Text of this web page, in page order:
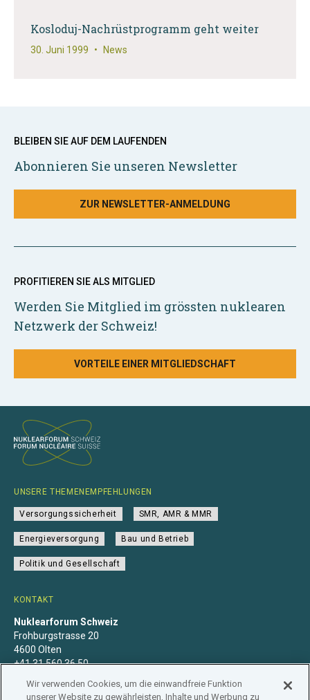
Kosloduj-Nachrüstprogramm geht weiter
30. Juni 1999 • News
BLEIBEN SIE AUF DEM LAUFENDEN
Abonnieren Sie unseren Newsletter
ZUR NEWSLETTER-ANMELDUNG
PROFITIEREN SIE ALS MITGLIED
Werden Sie Mitglied im grössten nuklearen
Netzwerk der Schweiz!
VORTEILE EINER MITGLIEDSCHAFT
KONTAKT
Nuklearforum Schweiz
Frohburgstrasse 20
4600 Olten
+41 31 560 36 50
UNSERE THEMENEMPFEHLUNGEN
Versorgungssicherheit SMR, AMR & MMR
Energieversorgung Bau und Betrieb
Politik und Gesellschaft
Wir verwenden Cookies, um die einwandfreie Funktion
unserer Website zu gewährleisten, Inhalte und Werbung zu